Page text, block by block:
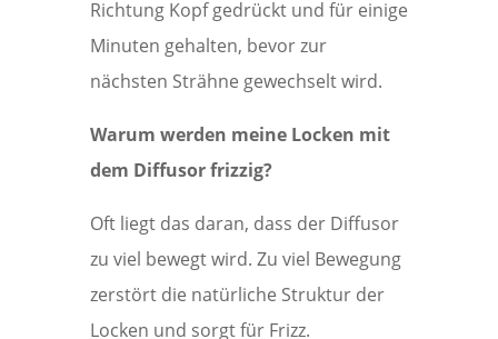
Richtung Kopf gedrückt und für einige
Minuten gehalten, bevor zur
nächsten Strähne gewechselt wird.
Warum werden meine Locken mit
dem Diffusor frizzig?
Oft liegt das daran, dass der Diffusor
zu viel bewegt wird. Zu viel Bewegung
zerstört die natürliche Struktur der
Locken und sorgt für Frizz.